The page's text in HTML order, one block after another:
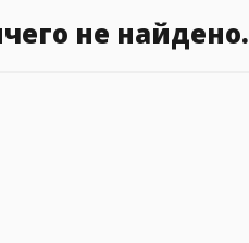
не найдено.